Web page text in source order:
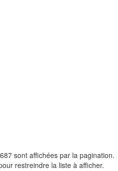
sont affichées par la pagination.
restreindre la liste à afficher.